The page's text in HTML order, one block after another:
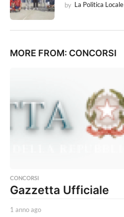
by La Politica Locale
MORE FROM: CONCORSI
CONCORSI
Gazzetta Ufficiale
1 anno ago